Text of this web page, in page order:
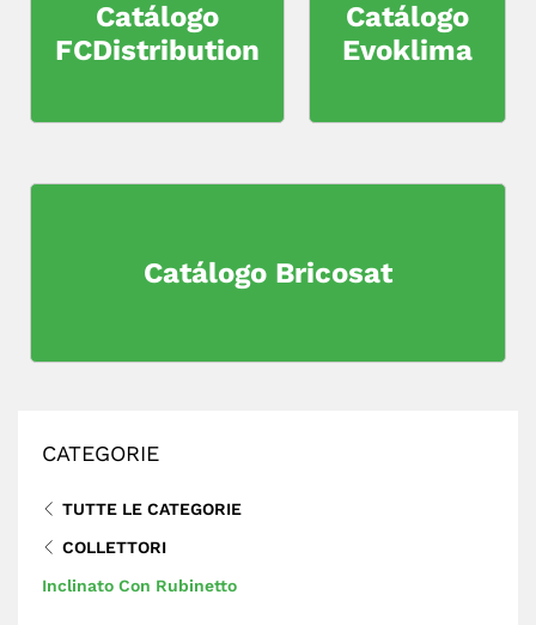
Catálogo
FCDistribution
Catálogo
Evoklima
Catálogo Bricosat
CATEGORIE
TUTTE LE CATEGORIE
COLLETTORI
Inclinato Con Rubinetto